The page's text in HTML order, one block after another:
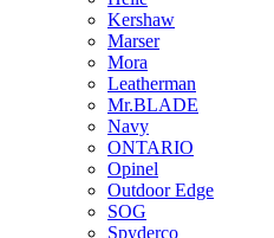
Kershaw
Marser
Mora
Leatherman
Mr.BLADE
Navy
ONTARIO
Opinel
Outdoor Edge
SOG
Spyderco